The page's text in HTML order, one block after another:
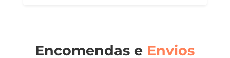
Encomendas e Envios